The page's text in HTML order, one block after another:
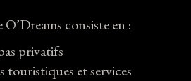
consiste en :
privatifs
touristiques et services